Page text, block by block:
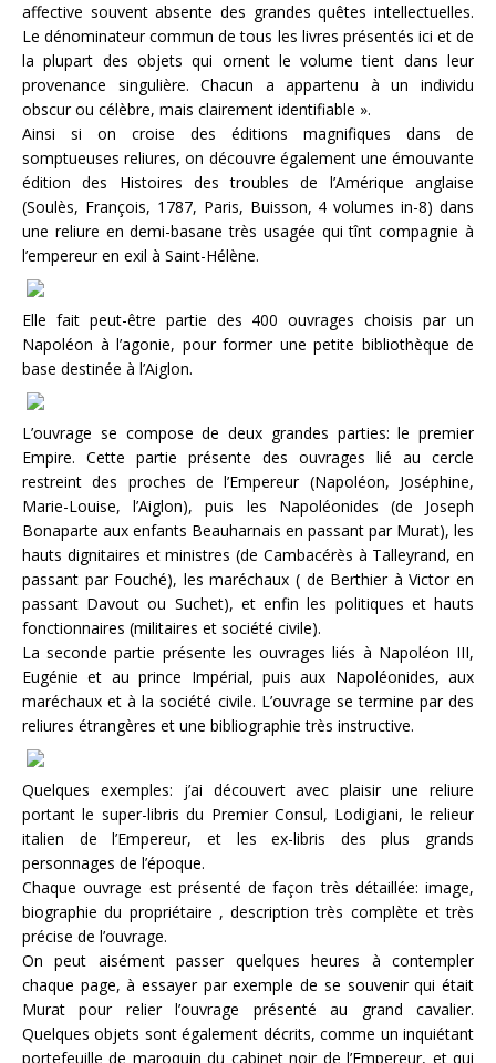
affective souvent absente des grandes quêtes intellectuelles.
Le dénominateur commun de tous les livres présentés ici et de
la plupart des objets qui ornent le volume tient dans leur
provenance singulière. Chacun a appartenu à un individu
obscur ou célèbre, mais clairement identifiable ».
Ainsi si on croise des éditions magnifiques dans de
somptueuses reliures, on découvre également une émouvante
édition des Histoires des troubles de l’Amérique anglaise
(Soulès, François, 1787, Paris, Buisson, 4 volumes in-8) dans
une reliure en demi-basane très usagée qui tînt compagnie à
l’empereur en exil à Saint-Hélène.
Elle fait peut-être partie des 400 ouvrages choisis par un
Napoléon à l’agonie, pour former une petite bibliothèque de
base destinée à l’Aiglon.
L’ouvrage se compose de deux grandes parties: le premier
Empire. Cette partie présente des ouvrages lié au cercle
restreint des proches de l’Empereur (Napoléon, Joséphine,
Marie-Louise, l’Aiglon), puis les Napoléonides (de Joseph
Bonaparte aux enfants Beauharnais en passant par Murat), les
hauts dignitaires et ministres (de Cambacérès à Talleyrand, en
passant par Fouché), les maréchaux ( de Berthier à Victor en
passant Davout ou Suchet), et enfin les politiques et hauts
fonctionnaires (militaires et société civile).
La seconde partie présente les ouvrages liés à Napoléon III,
Eugénie et au prince Impérial, puis aux Napoléonides, aux
maréchaux et à la société civile. L’ouvrage se termine par des
reliures étrangères et une bibliographie très instructive.
Quelques exemples: j’ai découvert avec plaisir une reliure
portant le super-libris du Premier Consul, Lodigiani, le relieur
italien de l’Empereur, et les ex-libris des plus grands
personnages de l’époque.
Chaque ouvrage est présenté de façon très détaillée: image,
biographie du propriétaire , description très complète et très
précise de l’ouvrage.
On peut aisément passer quelques heures à contempler
chaque page, à essayer par exemple de se souvenir qui était
Murat pour relier l’ouvrage présenté au grand cavalier.
Quelques objets sont également décrits, comme un inquiétant
portefeuille de maroquin du cabinet noir de l’Empereur, et qui